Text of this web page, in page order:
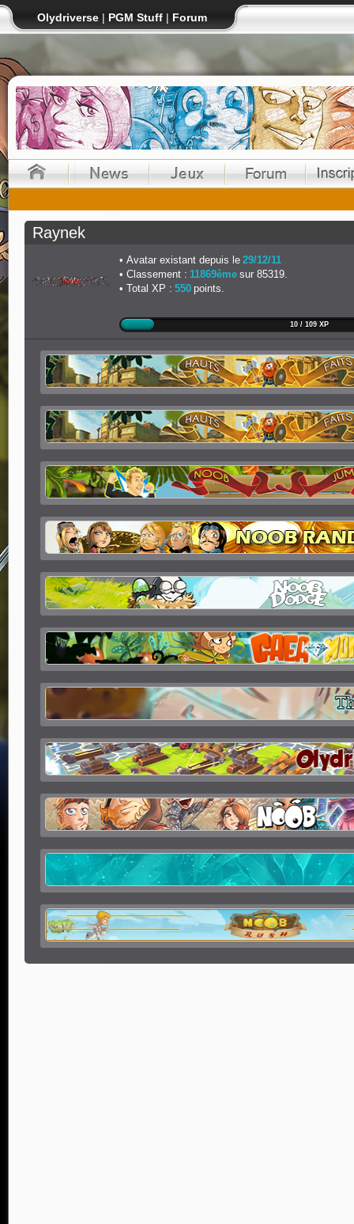
Olydriverse | PGM Stuff | Forum
Raynek
Avatar existant depuis le 29/12/11
Classement : 11869ème sur 85319.
Total XP : 550 points.
10 / 109 XP